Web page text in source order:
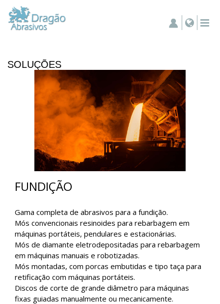
SOLUÇÕES
FUNDIÇÃO
Gama completa de abrasivos para a fundição.
Mós convencionais resinoides para rebarbagem em
máquinas portáteis, pendulares e estacionárias.
Mós de diamante eletrodepositadas para rebarbagem
em máquinas manuais e robotizadas.
Mós montadas, com porcas embutidas e tipo taça para
retificação com máquinas portáteis.
Discos de corte de grande diâmetro para máquinas
fixas guiadas manualmente ou mecanicamente.